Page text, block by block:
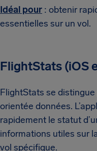
Idéal pour : obtenir
essentielles sur un vol.
FlightStats (iOS
FlightStats se
orientée données.
rapidement le statut
informations utiles sur
vol spécifique.